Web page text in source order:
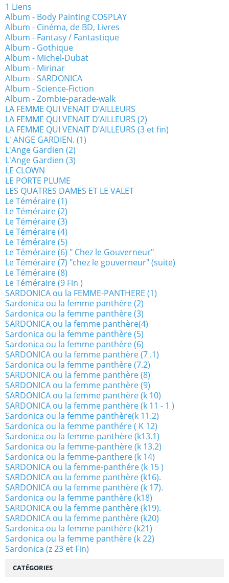
1 Liens
Album - Body Painting COSPLAY
Album - Cinéma, de BD, Livres
Album - Fantasy / Fantastique
Album - Gothique
Album - Michel-Dubat
Album - Mirinar
Album - SARDONICA
Album - Science-Fiction
Album - Zombie-parade-walk
LA FEMME QUI VENAIT D’AILLEURS
LA FEMME QUI VENAIT D’AILLEURS (2)
LA FEMME QUI VENAIT D’AILLEURS (3 et fin)
L' ANGE GARDIEN. (1)
L'Ange Gardien (2)
L'Ange Gardien (3)
LE CLOWN
LE PORTE PLUME
LES QUATRES DAMES ET LE VALET
Le Téméraire (1)
Le Téméraire (2)
Le Téméraire (3)
Le Téméraire (4)
Le Téméraire (5)
Le Téméraire (6) " Chez le Gouverneur"
Le Téméraire (7) "chez le gouverneur" (suite)
Le Téméraire (8)
Le Téméraire (9 Fin )
SARDONICA ou la FEMME-PANTHERE (1)
Sardonica ou la femme panthère (2)
Sardonica ou la femme panthère (3)
SARDONICA ou la femme panthère(4)
Sardonica ou la femme panthère (5)
Sardonica ou la femme panthère (6)
SARDONICA ou la femme panthère (7 .1)
Sardonica ou la femme panthère (7.2)
SARDONICA ou la femme panthère (8)
SARDONICA ou la femme panthère (9)
SARDONICA ou la femme panthère (k 10)
SARDONICA ou la femme panthère (k 11 - 1 )
Sardonica ou la femme panthère(k 11.2)
Sardonica ou la femme panthére ( K 12)
Sardonica ou la femme-panthère (k13.1)
Sardonica ou la femme-panthère (k 13.2)
Sardonica ou la femme-panthere (k 14)
SARDONICA ou la femme-panthére (k 15 )
SARDONICA ou la femme panthère (k16).
SARDONICA ou la femme panthère (k 17).
Sardonica ou la femme panthère (k18)
SARDONICA ou la femme panthère (k19).
SARDONICA ou la femme panthère (k20)
Sardonica ou la femme panthère (k21)
Sardonica ou la femme panthère (k 22)
Sardonica (z 23 et Fin)
CATÉGORIES